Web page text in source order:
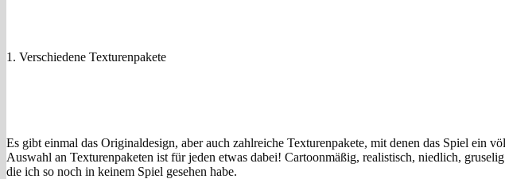
1. Verschiedene Texturenpakete
Es gibt einmal das Originaldesign, aber auch zahlreiche Texturenpakete, mit denen das Spiel ein
Auswahl an Texturenpaketen ist für jeden etwas dabei! Cartoonmäßig, realistisch, niedlich,
die ich so noch in keinem Spiel gesehen habe.